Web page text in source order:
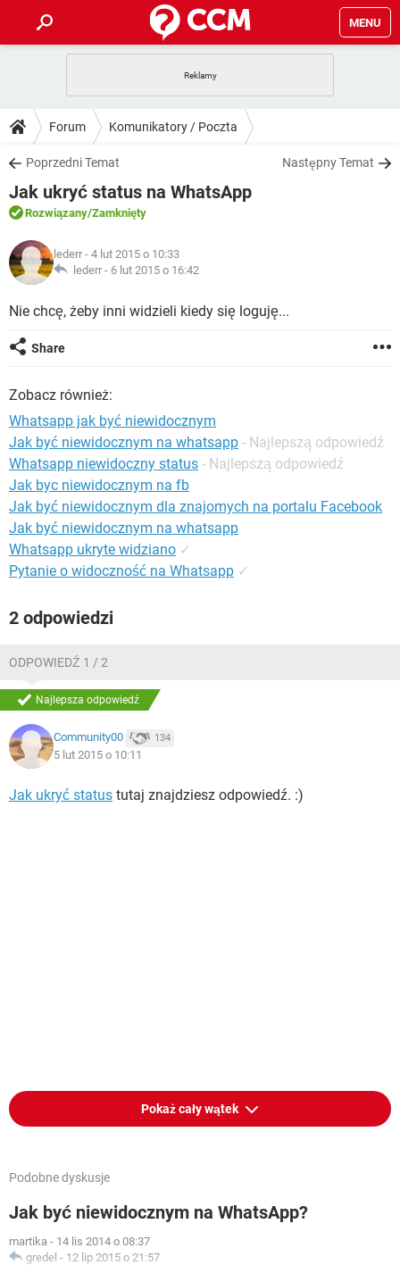
MENU
GRY WHATSAPP
SPOTIFY
INSTAGRAM FACEBOOK
WINDOWS 10
PORADY
PlayStation TIKTOK
SPOTIFY
INSTAGRAM
WINDOWS 10
DO POBRANIA
ANDROID TIKTOK
GRY
IOS
INSTAGRAM
WINDOWS 10
FORUM
COVID-19
GRY
ARTYKUŁY
COVID-19
GRY WHATSAPP
SPOTIFY
Forum Komunikatory / Poczta
Poprzedni Temat Następny Temat
Jak ukryć status na WhatsApp
Rozwiązany/Zamknięty
lederr - 4 lut 2015 o 10:33
lederr - 6 lut 2015 o 16:42
Nie chcę, żeby inni widzieli kiedy się loguję...
Share
Zobacz również:
Whatsapp jak być niewidocznym
Jak być niewidocznym na whatsapp - Najlepszą odpowiedź
Whatsapp niewidoczny status - Najlepszą odpowiedź
Jak byc niewidocznym na fb
Jak być niewidocznym dla znajomych na portalu Facebook
Jak być niewidocznym na whatsapp
Whatsapp ukryte widziano ✓
Pytanie o widoczność na Whatsapp ✓
2 odpowiedzi
ODPOWIEDŹ 1 / 2
Najlepsza odpowiedź
Community00 134
5 lut 2015 o 10:11
Jak ukryć status tutaj znajdziesz odpowiedź. :)
Pokaż cały wątek
Podobne dyskusje
Jak być niewidocznym na WhatsApp?
martika - 14 lis 2014 o 08:37
gredel - 12 lip 2015 o 21:57